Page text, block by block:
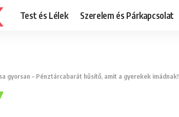
Test és Lélek Szerelem és Párkapcsolat
gyorsan – Pénztárcabarát hűsítő, amit a gyerekek imádnak!